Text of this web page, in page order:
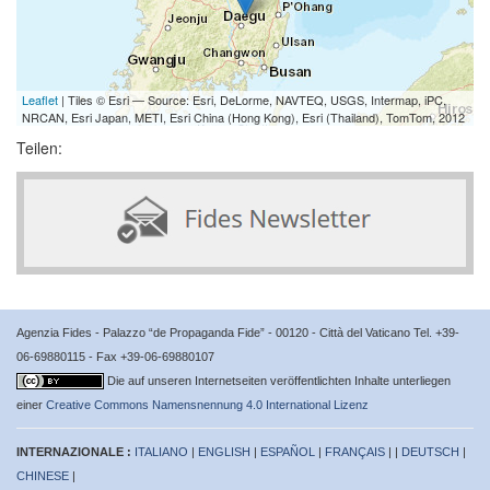
Leaflet | Tiles © Esri — Source: Esri, DeLorme, NAVTEQ, USGS, Intermap, iPC,
NRCAN, Esri Japan, METI, Esri China (Hong Kong), Esri (Thailand), TomTom, 2012
Teilen:
Agenzia Fides - Palazzo “de Propaganda Fide” - 00120 - Città del Vaticano Tel. +39-
06-69880115 - Fax +39-06-69880107
Die auf unseren Internetseiten veröffentlichten Inhalte unterliegen
einer Creative Commons Namensnennung 4.0 International Lizenz
INTERNAZIONALE : ITALIANO | ENGLISH | ESPAÑOL | FRANÇAIS | | DEUTSCH |
CHINESE |